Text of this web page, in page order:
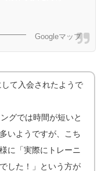
Googleマップ
て入会されたようで
グでは時間が短いと
いようですが、こち
に「実際にトレーニ
した！」という方が